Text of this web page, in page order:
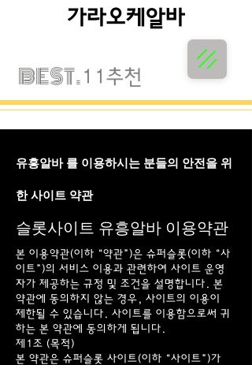
BEST.11추천
가라오케알바
가라오케알바
유흥알바 를 이용하시는 분들의 안전을 위
한 사이트 약관
슬롯사이트 유흥알바 이용약관
본 이용약관(이하 “약관”)은 슈퍼슬롯(이하 “사
이트”)의 서비스 이용과 관련하여 사이트 운영
자가 제공하는 규정 및 조건을 설명합니다. 본
약관에 동의하지 않는 경우, 사이트의 이용이
제한될 수 있습니다. 사이트를 이용함으로써 귀
하는 본 약관에 동의하게 됩니다.
제1조 (목적)
본 약관은 슈퍼슬롯 사이트(이하 “사이트”)가